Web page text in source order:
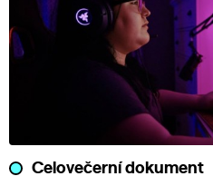
Celovečerní dokument